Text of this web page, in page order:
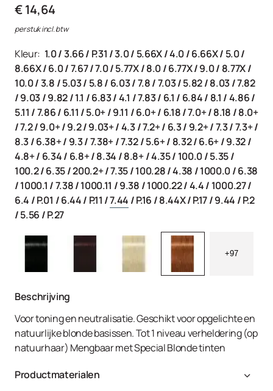
€ 14,64
per stuk incl. btw
Kleur: 1.0/3.66/ P.31 /3.0/ 5.66X/4.0/6.66X/ 5.0/
8.66X/6.0/7.67/7.0/5.77X/8.0/6.77X/9.0/ 8.77X/
10.0/3.8 /5.03/ 5.8/ 6.03/7.8/7.03/5.82/8.03/7.82
/9.03/9.82/1.1 /6.83/4.1 /7.83/ 6.1 / 6.84/ 8.1 /4.86/
5.11 /7.86/ 6.11 /5.0+/9.11 /6.0+/ 6.18/7.0+/8.18 /8.0+
/7.2/9.0+/9.2/9.03+/4.3/7.2+/ 6.3/ 9.2+/7.3/7.3+/
8.3/6.38+/ 9.3/7.38+/7.32/5.6+/ 8.32/6.6+/9.32/
4.8+/ 6.34/ 6.8+/8.34 /8.8+/4.35/ 100.0/5.35/
100.2/6.35/200.2+/7.35/100.28/4.38 /1000.0/6.38
/1000.1 /7.38/1000.11 /9.38 /1000.22/4.4/ 1000.27/
6.4 /P.01 /6.44/ P.11 /7.44 /P.16 /8.44X/P.17/9.44 /P.2
/5.56 /P.27
+97
Beschrijving
Voor toning en neutralisatie. Geschikt voor opgelichte en
natuurlijke blonde basissen. Tot 1 niveau verheldering (op
natuurhaar) Mengbaar met Special Blonde tinten
Productmaterialen